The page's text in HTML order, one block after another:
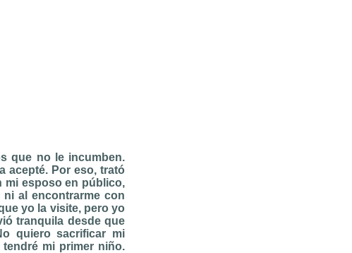
que no le incumben.
acepté. Por eso, trató
mi esposo en público,
al encontrarme con
yo la visite, pero yo
tranquila desde que
quiero sacrificar mi
mi primer niño.